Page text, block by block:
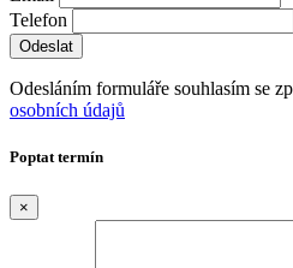
Telefon
Odesláním formuláře souhlasím se
osobních údajů
Poptat termín
×